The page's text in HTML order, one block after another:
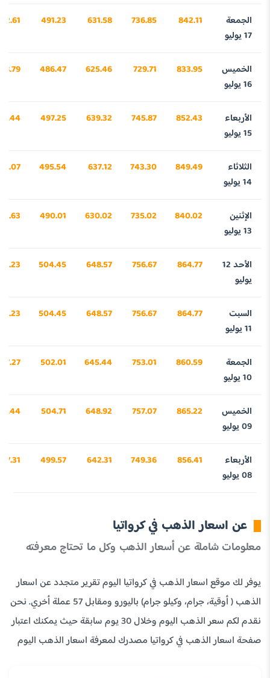
الجمعة
17 يوليو
842.11
736.85
631.58
491.23
الخميس
16 يوليو
833.95
729.71
625.46
486.47
الأربعاء
15 يوليو
852.43
745.87
639.32
497.25
الثلاثاء
14 يوليو
849.49
743.30
637.12
495.54
الإثنين
13 يوليو
840.02
735.02
630.02
490.01
الأحد 12
يوليو
864.77
756.67
648.57
504.45
السبت
11 يوليو
864.77
756.67
648.57
504.45
الجمعة
10 يوليو
860.59
753.01
645.44
502.01
الخميس
09 يوليو
865.22
757.07
648.92
504.71
الأربعاء
08 يوليو
856.41
749.36
642.31
499.57
عن اسعار الذهب في كرواتيا
معلومات شاملة عن أسعار الذهب وكل ما تحتاج معرفته
يوفر لك موقع اسعار الذهب في كرواتيا اليوم تقرير متجدد عن اسعار
الذهب ( أوقية، جرام، وكيلو جرام) باليورو ومقابل 57 عملة أخري. نحن
نقدم لكم سعر الذهب اليوم وخلال 30 يوم سابقة حيث يمكنك اعتبار
صفحة اسعار الذهب في كرواتيا مصدرك لمعرفة اسعار الذهب اليوم